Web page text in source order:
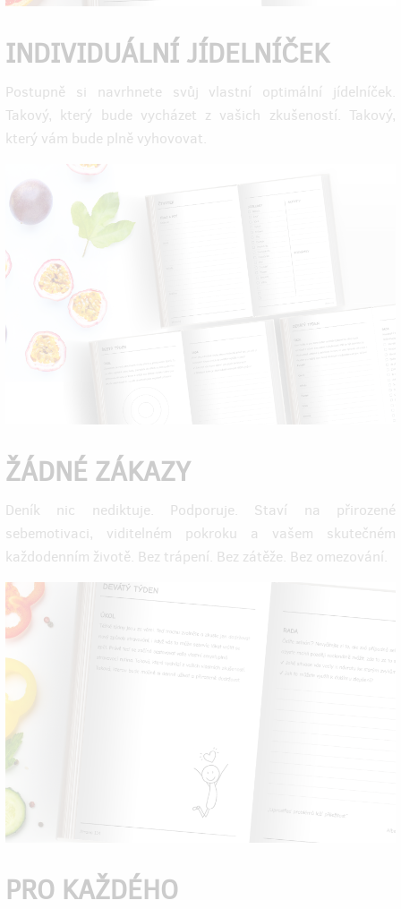
INDIVIDUÁLNÍ JÍDELNÍČEK
Postupně si navrhnete svůj vlastní optimální jídelníček.
Takový, který bude vycházet z vašich zkušeností. Takový,
který vám bude plně vyhovovat.
ŽÁDNÉ ZÁKAZY
Deník nic nediktuje. Podporuje. Staví na přirozené
sebemotivaci, viditelném pokroku a vašem skutečném
každodenním životě. Bez trápení. Bez zátěže. Bez omezování.
PRO KAŽDÉHO